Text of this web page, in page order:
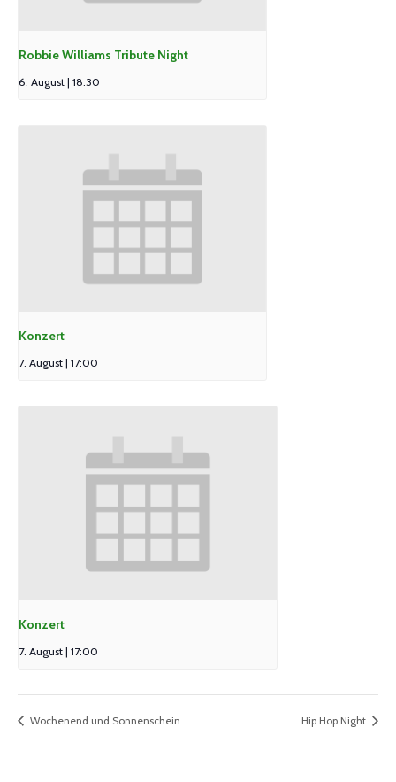
Robbie Williams Tribute Night
6. August | 18:30
Konzert
7. August | 17:00
Konzert
7. August | 17:00
Wochenend und Sonnenschein Hip Hop Night